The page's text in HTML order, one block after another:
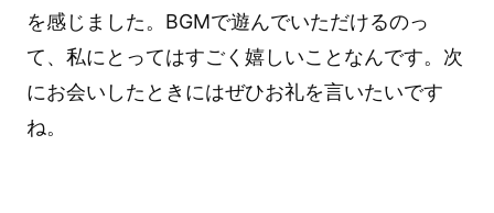
を感じました。BGMで遊んでいただけるのっ
て、私にとってはすごく嬉しいことなんです。次
にお会いしたときにはぜひお礼を言いたいです
ね。